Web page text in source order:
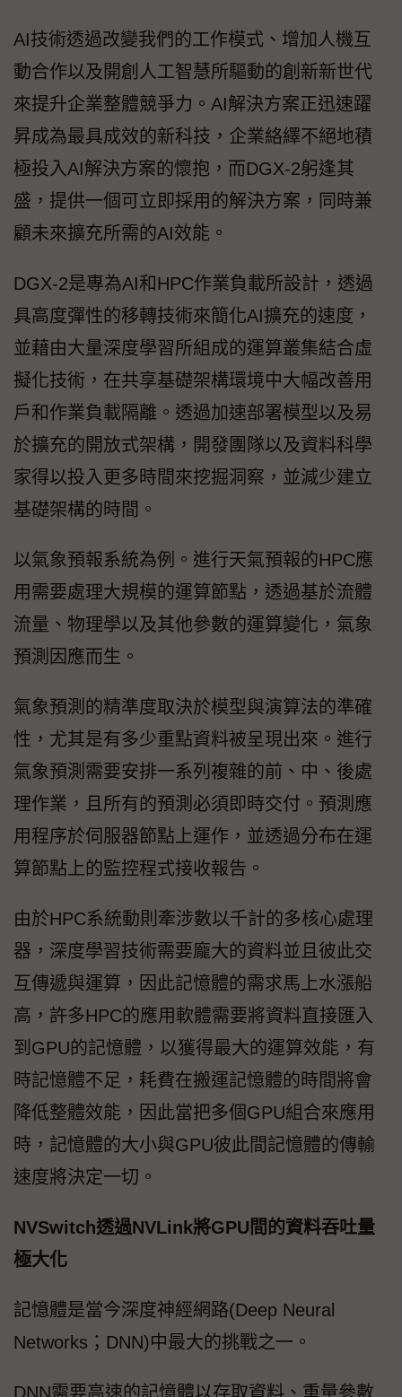
AI技術透過改變我們的工作模式、增加人機互
動合作以及開創人工智慧所驅動的創新新世代
來提升企業整體競爭力。AI解決方案正迅速躍
昇成為最具成效的新科技，企業絡繹不絕地積
極投入AI解決方案的懷抱，而DGX-2躬逢其
盛，提供一個可立即採用的解決方案，同時兼
顧未來擴充所需的AI效能。
DGX-2是專為AI和HPC作業負載所設計，透過
具高度彈性的移轉技術來簡化AI擴充的速度，
並藉由大量深度學習所組成的運算叢集結合虛
擬化技術，在共享基礎架構環境中大幅改善用
戶和作業負載隔離。透過加速部署模型以及易
於擴充的開放式架構，開發團隊以及資料科學
家得以投入更多時間來挖掘洞察，並減少建立
基礎架構的時間。
以氣象預報系統為例。進行天氣預報的HPC應
用需要處理大規模的運算節點，透過基於流體
流量、物理學以及其他參數的運算變化，氣象
預測因應而生。
氣象預測的精準度取決於模型與演算法的準確
性，尤其是有多少重點資料被呈現出來。進行
氣象預測需要安排一系列複雜的前、中、後處
理作業，且所有的預測必須即時交付。預測應
用程序於伺服器節點上運作，並透過分布在運
算節點上的監控程式接收報告。
由於HPC系統動則牽涉數以千計的多核心處理
器，深度學習技術需要龐大的資料並且彼此交
互傳遞與運算，因此記憶體的需求馬上水漲船
高，許多HPC的應用軟體需要將資料直接匯入
到GPU的記憶體，以獲得最大的運算效能，有
時記憶體不足，耗費在搬運記憶體的時間將會
降低整體效能，因此當把多個GPU組合來應用
時，記憶體的大小與GPU彼此間記憶體的傳輸
速度將決定一切。
NVSwitch透過NVLink將GPU間的資料吞吐量
極大化
記憶體是當今深度神經網路(Deep Neural
Networks；DNN)中最大的挑戰之一。
DNN需要高速的記憶體以存取資料、重量參數